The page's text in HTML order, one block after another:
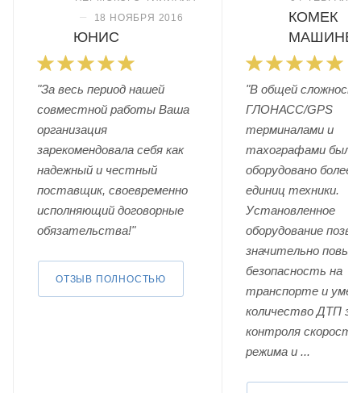
– 18 НОЯБРЯ 2016
ЮНИС
"За весь период нашей
совместной работы Ваша
организация
зарекомендовала себя как
надежный и честный
поставщик, своевременно
исполняющий договорные
обязательства!"
ОТЗЫВ ПОЛНОСТЬЮ
КОМЕК
"В общей
ГЛОНАСС/GPS
терминалами и
тахографами было
оборудовано более
единиц техники.
Установленное
оборудование
значительно
безопасность на
транспорте и
количество ДТП
контроля
режима и ...